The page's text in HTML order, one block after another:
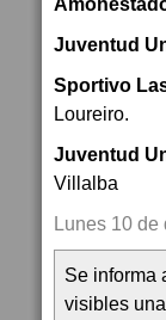
Juventud
Sportivo
Loureiro.
Juventud
Villalba
Lunes 10 de
Se informa
visibles